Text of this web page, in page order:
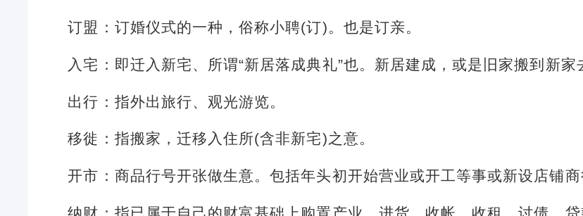
订盟：订婚仪式的一种，俗称小聘(订)。也是订亲。
入宅：即迁入新宅、所谓“新居落成典礼”也。新居建成，或是旧家搬到新家
出行：指外出旅行、观光游览。
移徙：指搬家，迁移入住所(含非新宅)之意。
开市：商品行号开张做生意。包括年头初开始营业或开工等事或新设店铺商